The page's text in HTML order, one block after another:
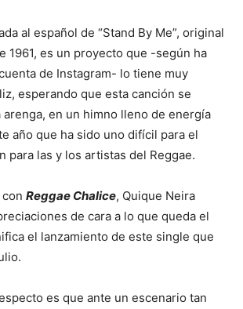
al español de “Stand By Me”, original
1961, es un proyecto que -según ha
de Instagram- lo tiene muy
esperando que esta canción se
en un himno lleno de energía
año que ha sido uno difícil para el
para las y los artistas del Reggae.
Reggae Chalice, Quique Neira
de cara a lo que queda el
el lanzamiento de este single que
es que ante un escenario tan